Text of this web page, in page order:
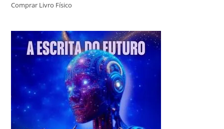
Comprar Livro Físico